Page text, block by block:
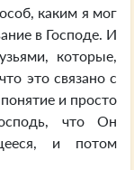
каким я мог
в Господе. И
которые,
это связано с
и просто
что Он
и потом